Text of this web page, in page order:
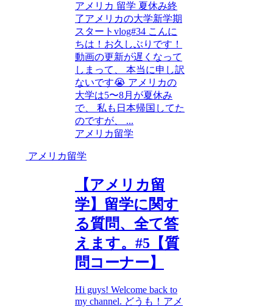
アメリカ 留学 夏休み終
了アメリカの大学新学期
スタートvlog#34 こんに
ちは！お久しぶりです！
動画の更新が遅くなって
しまって、 本当に申し訳
ないです😭 アメリカの
大学は5〜8月が夏休み
で、 私も日本帰国してた
のですが、 ...
アメリカ留学
アメリカ留学
【アメリカ留
学】留学に関す
る質問、全て答
えます。#5【質
問コーナー】
Hi guys! Welcome back to
my channel. どうも！アメ